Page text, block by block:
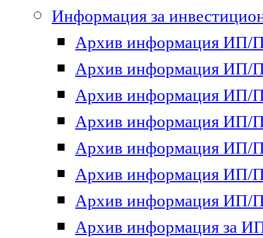
Информация за
Архив информация ИП/
Архив информация ИП/
Архив информация ИП/
Архив информация ИП/
Архив информация ИП/
Архив информация ИП/
Архив информация ИП/
Архив информация за